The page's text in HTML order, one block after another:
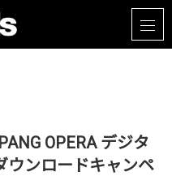
OPERA デジタ
ウンロードキャンペ